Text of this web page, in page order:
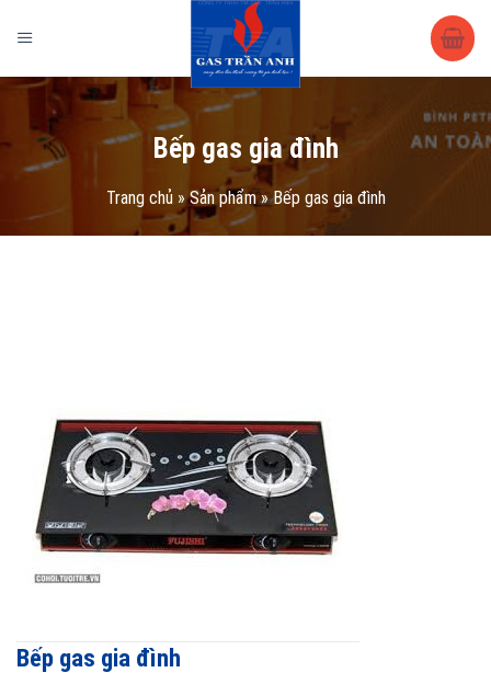
Vật tư – phụ kiện
Bếp gas gia đình
Trang chủ»Sản phẩm»Bếp gas gia đình
Bếp gas gia đình